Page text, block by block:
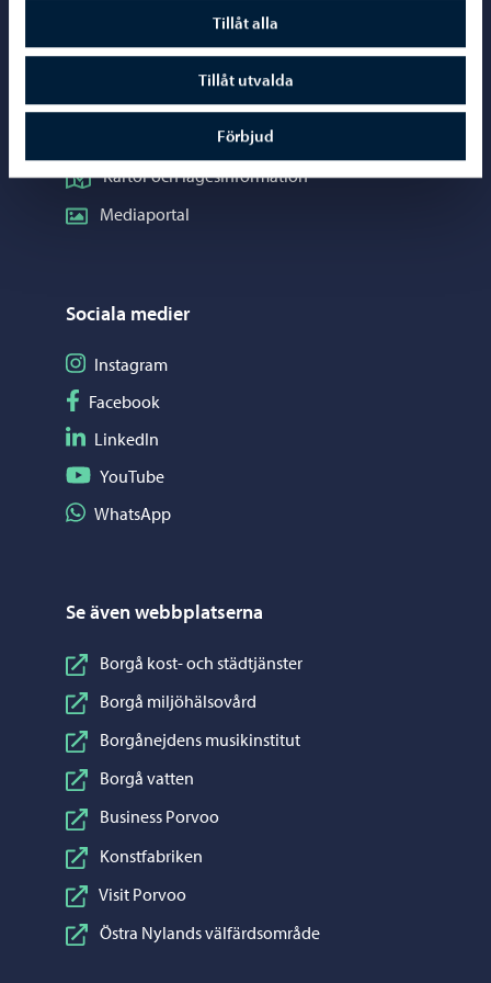
Tillåt alla
Tillåt utvalda
Förbjud
Telefonrådgivning: 020 692 250
Kontaktuppgifter
Kartor och lägesinformation
Mediaportal
Sociala medier
Följ på Instagram
Instagram
Följ på Facebook
Facebook
Följ på LinkedIn
LinkedIn
Följ på YouTube
YouTube
Dela på WhatsApp
WhatsApp
Se även webbplatserna
Borgå kost- och städtjänster
Borgå miljöhälsovård
Borgånejdens musikinstitut
Borgå vatten
Business Porvoo
Konstfabriken
Visit Porvoo
Östra Nylands välfärdsområde